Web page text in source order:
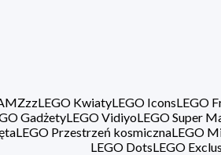
LEGO KwiatyLEGO IconsLEGO
GadżetyLEGO VidiyoLEGO Super
LEGO Przestrzeń kosmicznaLEGO
LEGO DotsLEGO